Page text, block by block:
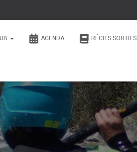
AGENDA RÉCITS SORTIES